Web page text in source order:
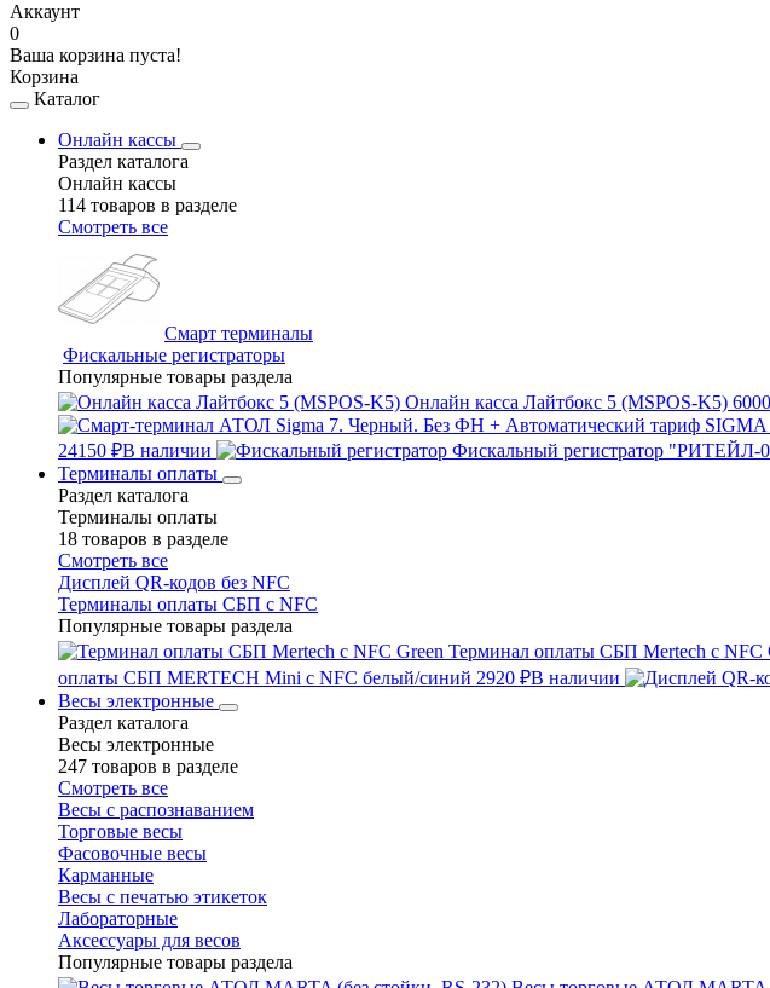
Аккаунт
0
Ваша корзина пуста!
Корзина
Каталог
Онлайн кассы
Раздел каталога
Онлайн кассы
114 товаров в разделе
Смотреть все
Смарт терминалы
Фискальные регистраторы
Популярные товары раздела
Онлайн касса Лайтбокс 5 (MSPOS-K5)
24150 ₽В наличии Фискальный регистратор
Терминалы оплаты
Раздел каталога
Терминалы оплаты
18 товаров в разделе
Смотреть все
Дисплей QR-кодов без NFC
Терминалы оплаты СБП с NFC
Популярные товары раздела
Терминал оплаты СБП Mertech с NFC
оплаты СБП MERTECH Mini с NFC белый/синий 2920 ₽В наличии
Весы электронные
Раздел каталога
Весы электронные
247 товаров в разделе
Смотреть все
Весы с распознаванием
Торговые весы
Фасовочные весы
Карманные
Весы с печатью этикеток
Лабораторные
Аксессуары для весов
Популярные товары раздела